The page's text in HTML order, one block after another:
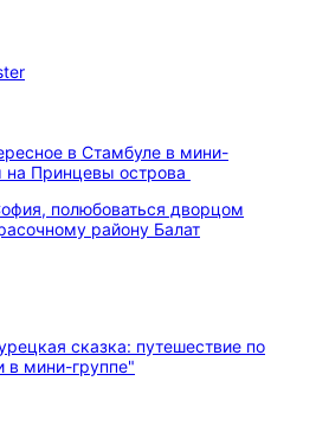
в Стамбуле в мини-
на Принцевы острова
полюбоваться дворцом
району Балат